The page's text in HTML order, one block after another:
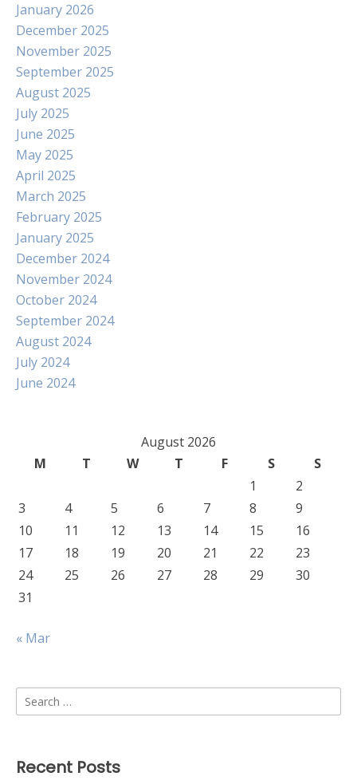
January 2026
December 2025
November 2025
September 2025
August 2025
July 2025
June 2025
May 2025
April 2025
March 2025
February 2025
January 2025
December 2024
November 2024
October 2024
September 2024
August 2024
July 2024
June 2024
August 2026
M
T W T F S
S
1
2
3
4 5 6 7 8
9
10
11 12 13 14 15
16
17
18 19 20 21 22
23
24
25 26 27 28 29
30
31
« Mar
Search
for:
Recent Posts